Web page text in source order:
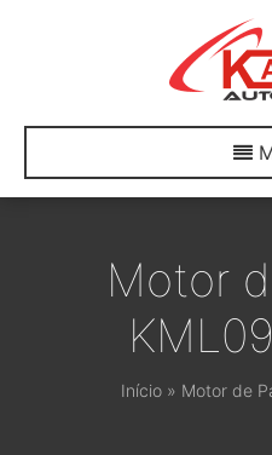
Motor
Início » Motor de